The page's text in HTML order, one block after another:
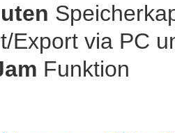
Export via PC
Funktion